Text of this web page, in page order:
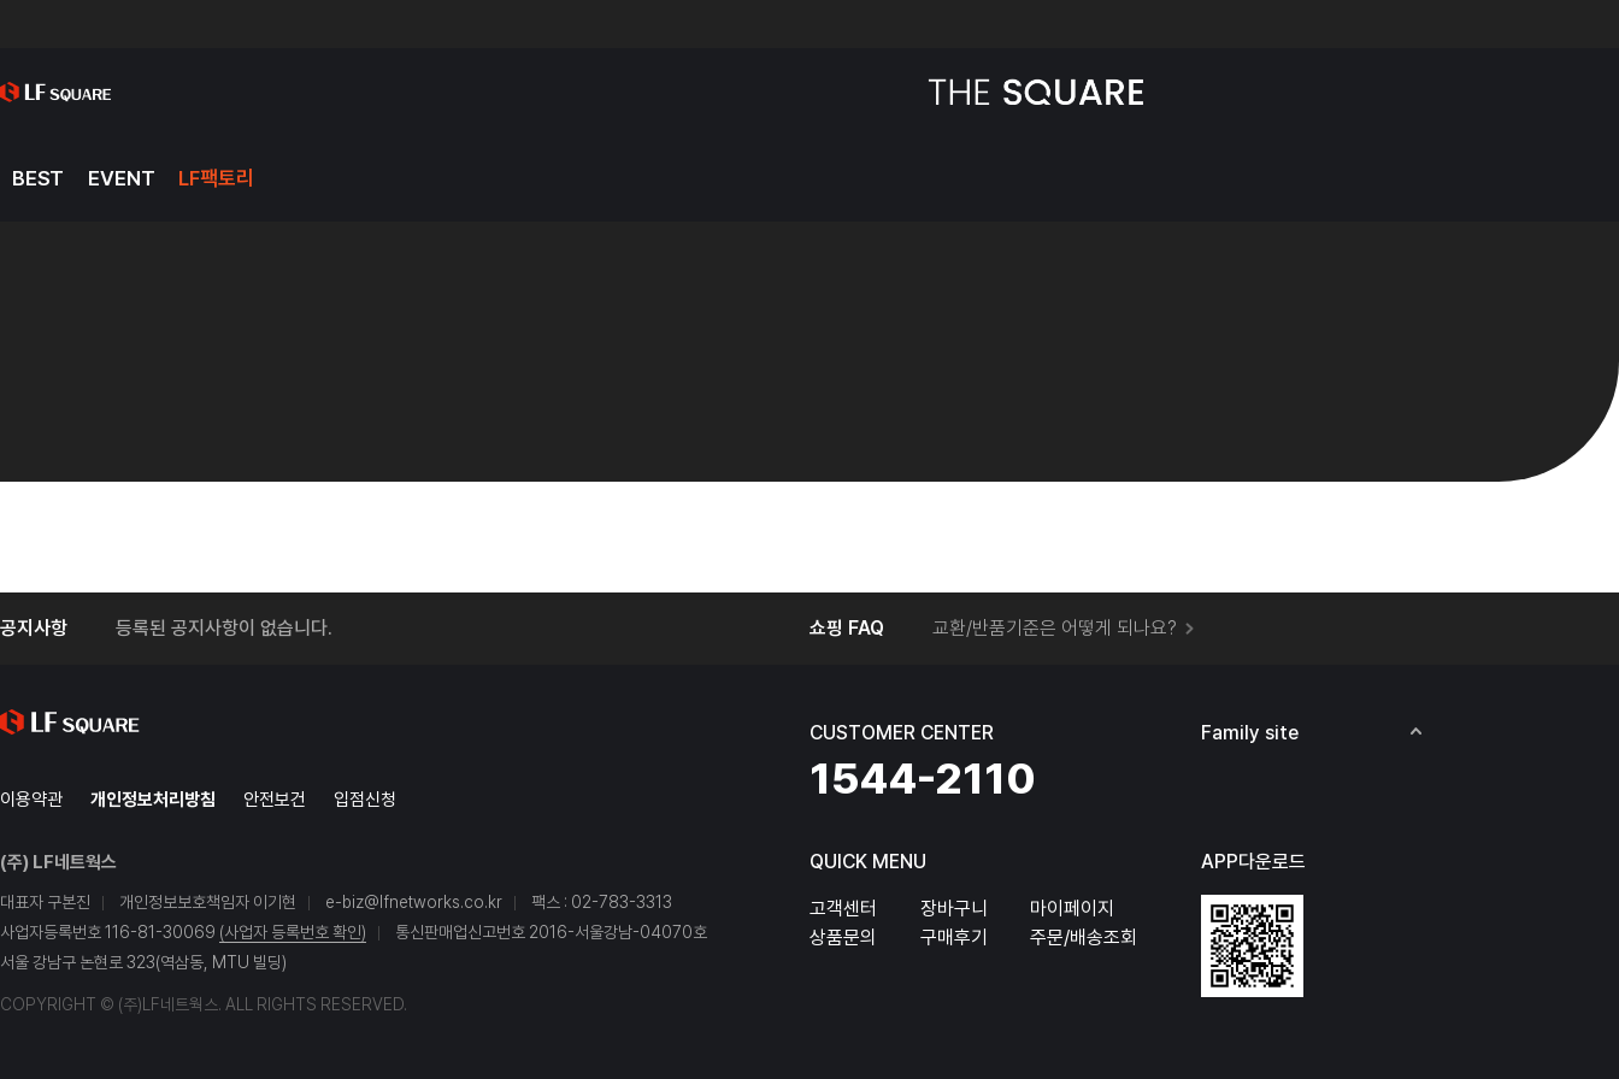
BEST EVENT LF팩토리
공지사항 등록된 공지사항이 없습니다. 쇼핑 FAQ
온라인에서 주문 후 오프라인 매장에서 상품을 수령할 수 있나요?
교환/반품기준은 어떻게 되나요?
온라인에서 구매한 상품 오프라인에서 반품이 가능한가요?
이용약관 개인정보처리방침 안전보건 입점신청
(주) LF네트웍스
대표자 구본진 개인정보보호책임자 이기현 e-biz@lfnetworks.co.kr
팩스 : 02-783-3313
사업자등록번호 116-81-30069 (사업자 등록번호 확인)
통신판매업신고번호 2016-서울강남-04070호
서울 강남구 논현로 323(역삼동, MTU 빌딩)
COPYRIGHT © (주)LF네트웍스. ALL RIGHTS RESERVED.
CUSTOMER CENTER
1544-2110
Family site
QUICK MENU
고객센터 장바구니
마이페이지
상품문의
구매후기 주문/배송조회
APP다운로드